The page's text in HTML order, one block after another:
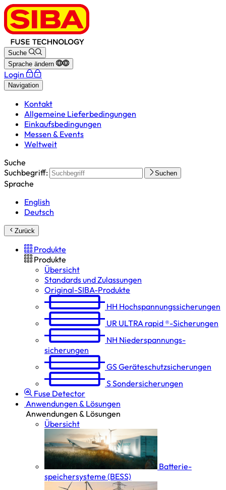
Suche
Sprache ändern
Login
Navigation
Kontakt
Allgemeine Lieferbedingungen
Einkaufsbedingungen
Messen & Events
Weltweit
Suche
Suchbegriff:
Suchen
Sprache
English
Deutsch
Zurück
Produkte
Produkte
Übersicht
Standards und Zulassungen
Original-SIBA-Produkte
HH Hochspannungs­sicherungen
UR ULTRA rapid ®-Sicherungen
NH Niederspannungs­
sicherungen
GSGeräteschutz­sicherungen
SSondersicherungen
Fuse Detector
Anwendungen & Lösungen
Anwendungen & Lösungen
Übersicht
Batterie­
speicher­systeme (BESS)